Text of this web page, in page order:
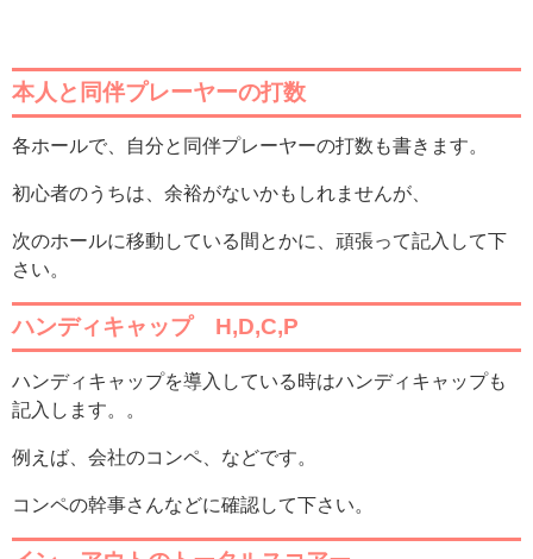
本人と同伴プレーヤーの打数
各ホールで、自分と同伴プレーヤーの打数も書きます。
初心者のうちは、余裕がないかもしれませんが、
次のホールに移動している間とかに、頑張って記入して下
さい。
ハンディキャップ H,D,C,P
ハンディキャップを導入している時はハンディキャップも
記入します。。
例えば、会社のコンペ、などです。
コンペの幹事さんなどに確認して下さい。